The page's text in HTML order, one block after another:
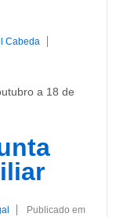
Cabeda
a 18 de
Publicado em